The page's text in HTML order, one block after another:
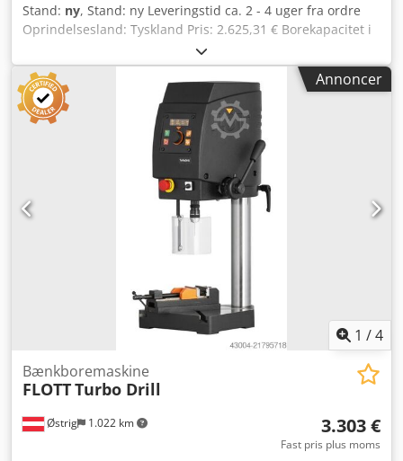
Stand: ny, Stand: ny Leveringstid ca. 2 - 4 uger fra ordre
Oprindelsesland: Tyskland Pris: 2.625,31 € Borekapacitet i
konstruktionsstål: 10 mm Opspænding: B 16 Udladning:
220 mm Omdrejningstal: 60 - 6000 o/min Motor: 0,54 kW
Længde: 350 mm Bredde: 520 mm Højde: 820 mm Vægt: 44
kg Pinolslag: 60 mm Afstand spindel - bord: 140 - 315 mm
Bord: 300 x 250 mm Søjlediameter: 70 mm
Vedvarende/normal borekapacitet: 10/12 mm (i E335/ST60)
Gevindskæringsudstyr Betjeningspanel med OLED-display
Robust, højkvalitets borehovedkappe med ergonomisk
skrånende front LED-belysning Hurtigt justerbart og
ergonomisk Dwedpfx Aboy Hf Rnjlsa Borddybdeanslag
Trinløs omdrejningsregulering via centreret drejeknap
NØDSTOP-knap Termisk overbelastningsbeskyttelse
Tilslutningskabel med Schuko-stik 3 års garanti ved et-
skift-drift TILVALG (PRISER PÅ FORESPØRGSEL):
Maskineskab med dør og skuffe Boresæt 2 (skruestik og
Annoncer
1 /4
Østrig 1.022 km
Bænkboremaskine
FLOTTTurbo Drill
3.303 €
Fast pris plus moms